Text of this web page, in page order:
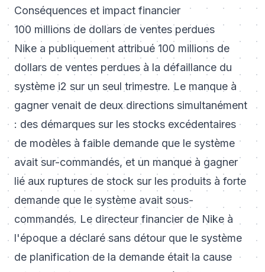
Conséquences et impact financier
100 millions de dollars de ventes perdues
Nike a publiquement attribué 100 millions de
dollars de ventes perdues à la défaillance du
système i2 sur un seul trimestre. Le manque à
gagner venait de deux directions simultanément
: des démarques sur les stocks excédentaires
de modèles à faible demande que le système
avait sur-commandés, et un manque à gagner
lié aux ruptures de stock sur les produits à forte
demande que le système avait sous-
commandés. Le directeur financier de Nike à
l'époque a déclaré sans détour que le système
de planification de la demande était la cause